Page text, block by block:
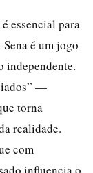
essencial para
é um jogo
independente.
—
torna
realidade.
com
influencia o